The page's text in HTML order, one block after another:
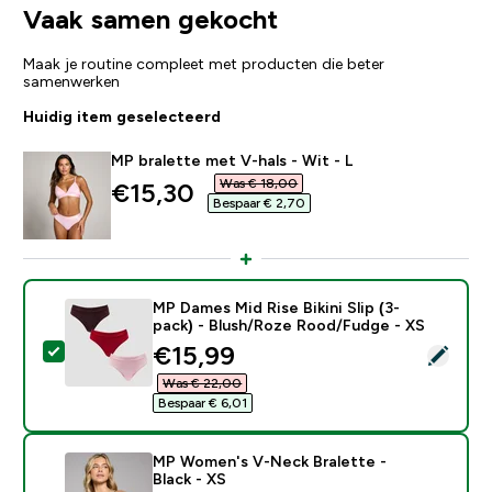
Vaak samen gekocht
Maak je routine compleet met producten die beter
samenwerken
Huidig item geselecteerd
MP bralette met V-hals - Wit - L
discounted price
€15,30‎
Was € 18,00‎
Bespaar € 2,70‎
Selecteer dit product - MP Dames Mid Rise Bikini
MP Dames Mid Rise Bikini Slip (3-
pack) - Blush/Roze Rood/Fudge - XS
discounted price
€15,99‎
Was € 22,00‎
Bespaar € 6,01‎
MP Women's V-Neck Bralette -
Black - XS